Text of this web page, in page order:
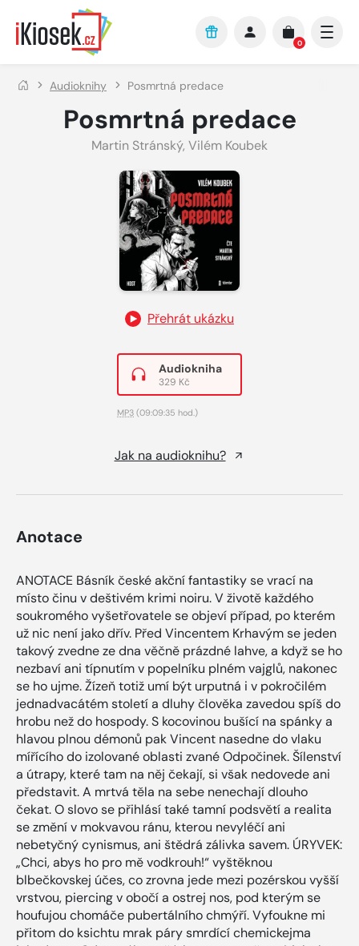
Přejít na hlavní obsah
0
Audioknihy Posmrtná predace
Posmrtná predace
Martin Stránský, Vilém Koubek
Přehrát ukázku
Audiokniha
329 Kč
MP3 (09:09:35 hod.)
Jak na audioknihu?
Anotace
ANOTACE Básník české akční fantastiky se vrací na
místo činu v deštivém krimi noiru. V životě každého
soukromého vyšetřovatele se objeví případ, po kterém
už nic není jako dřív. Před Vincentem Krhavým se jeden
takový zvedne ze dna věčně prázdné lahve, a když se ho
nezbaví ani típnutím v popelníku plném vajglů, nakonec
se ho ujme. Žízeň totiž umí být urputná i v pokročilém
jednadvacátém století a dluhy člověka zavedou spíš do
hrobu než do hospody. S kocovinou bušící na spánky a
hlavou plnou démonů pak Vincent nasedne do vlaku
mířícího do izolované oblasti zvané Odpočinek. Šílenství
a útrapy, které tam na něj čekají, si však nedovede ani
představit. A mrtvá těla na sebe nenechají dlouho
čekat. O slovo se přihlásí také tamní podsvětí a realita
se změní v mokvavou ránu, kterou nevyléčí ani
nebetyčný cynismus, ani štědrá zálivka savem. ÚRYVEK:
„Chci, abys ho pro mě vodkrouh!“ vyštěknou
blbečkovskej účes, co zrovna jede mezi pozérskou vyšší
vrstvou, piercing v obočí a ostrej nos, pod kterým se
houfujou chomáče pubertálního chmýří. Vyfoukne mi
přitom do ksichtu mrak páry smrdící chemickejma